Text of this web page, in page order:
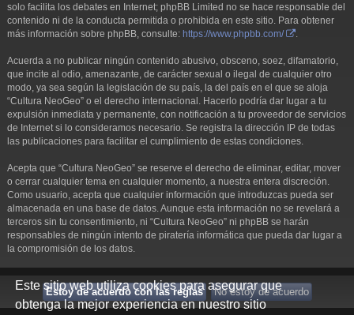
Este sitio web utiliza cookies para asegurar que
obtenga la mejor experiencia en nuestro sitio
solo facilita los debates en Internet; phpBB Limited no se hace responsable del
contenido ni de la conducta permitida o prohibida en este sitio. Para obtener
más información sobre phpBB, consulte: https://www.phpbb.com/ .
Acuerda a no publicar ningún contenido abusivo, obsceno, soez, difamatorio,
que incite al odio, amenazante, de carácter sexual o ilegal de cualquier otro
modo, ya sea según la legislación de su país, la del país en el que se aloja
“Cultura NeoGeo” o el derecho internacional. Hacerlo podría dar lugar a tu
expulsión inmediata y permanente, con notificación a tu proveedor de servicios
de Internet si lo consideramos necesario. Se registra la dirección IP de todas
las publicaciones para facilitar el cumplimiento de estas condiciones.
Acepta que “Cultura NeoGeo” se reserve el derecho de eliminar, editar, mover
o cerrar cualquier tema en cualquier momento, a nuestra entera discreción.
Como usuario, acepta que cualquier información que introduzcas pueda ser
almacenada en una base de datos. Aunque esta información no se revelará a
terceros sin tu consentimiento, ni “Cultura NeoGeo” ni phpBB se harán
responsables de ningún intento de piratería informática que pueda dar lugar a
la compromisión de los datos.